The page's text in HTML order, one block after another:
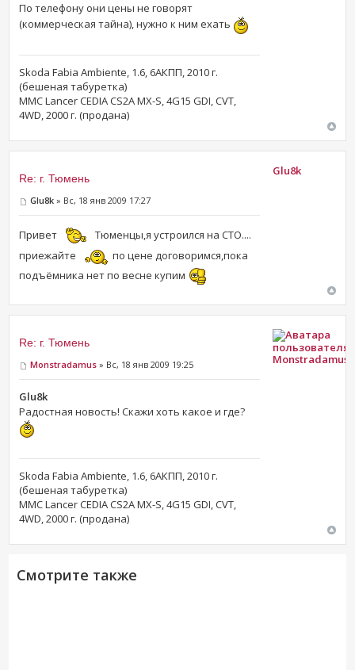
По телефону они цены не говорят
(коммерческая тайна), нужно к ним ехать
Skoda Fabia Ambiente, 1.6, 6АКПП, 2010 г.
(бешеная табуретка)
MMC Lancer CEDIA CS2A MX-S, 4G15 GDI, CVT,
4WD, 2000 г. (продана)
Re: г. Тюмень
Glu8k » Вс, 18 янв 2009 17:27
Привет
Тюменцы,я устроился на СТО....
приежайте
по цене договоримся,пока
подъёмника нет по весне купим
Glu8k
Re: г. Тюмень
Monstradamus » Вс, 18 янв 2009 19:25
Glu8k
Радостная новость! Скажи хоть какое и где?
Skoda Fabia Ambiente, 1.6, 6АКПП, 2010 г.
(бешеная табуретка)
MMC Lancer CEDIA CS2A MX-S, 4G15 GDI, CVT,
4WD, 2000 г. (продана)
Monstradamus
Смотрите также